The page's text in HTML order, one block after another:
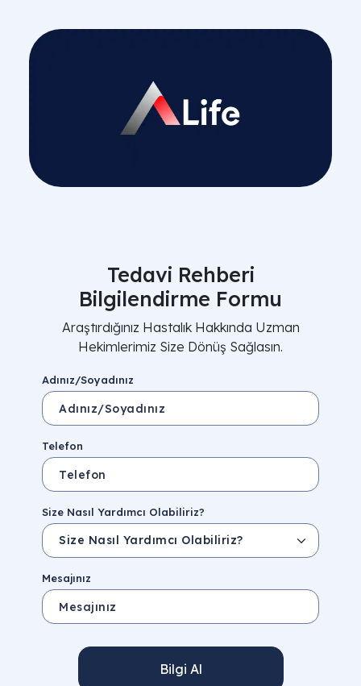
Tedavi Rehberi
Bilgilendirme Formu
Araştırdığınız Hastalık Hakkında Uzman
Hekimlerimiz Size Dönüş Sağlasın.
Adınız/Soyadınız
Telefon
Size Nasıl Yardımcı Olabiliriz?
Mesajınız
Bilgi Al